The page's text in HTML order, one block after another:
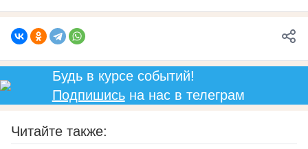
Будь в курсе событий!
Подпишисьна нас в телеграм
Читайте также: